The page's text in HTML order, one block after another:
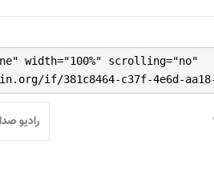
width="100%" scrolling="no"
if/381c8464-c37f-4e6d-aa18-
رادیو